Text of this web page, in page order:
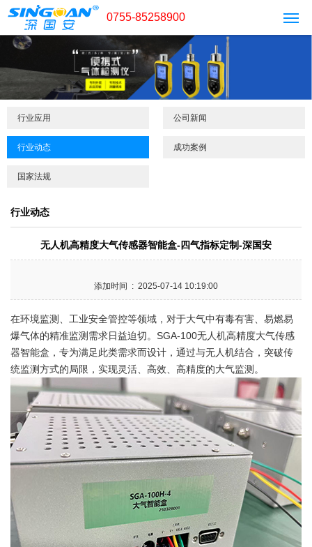
0755-85258900
行业应用 公司新闻
行业动态 成功案例
国家法规
行业动态
无人机高精度大气传感器智能盒-四气指标定制-深国安
添加时间 : 2025-07-14 10:19:00
在环境监测、工业安全管控等领域，对于大气中有毒有害、易燃易
爆气体的精准监测需求日益迫切。SGA-100无人机高精度大气传感
器智能盒，专为满足此类需求而设计，通过与无人机结合，突破传
统监测方式的局限，实现灵活、高效、高精度的大气监测。